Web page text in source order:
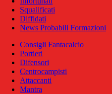
Squalificati
Diffidati
News Probabili Formazioni
Consigli Fantacalcio
Portieri
Difensori
Centrocampisti
Attaccanti
Mantra